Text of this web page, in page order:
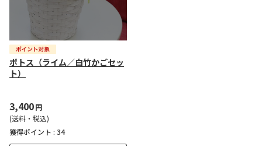
ポトス（ライム／白竹かごセッ
ト）
3,400円
(送料・税込)
獲得ポイント : 34